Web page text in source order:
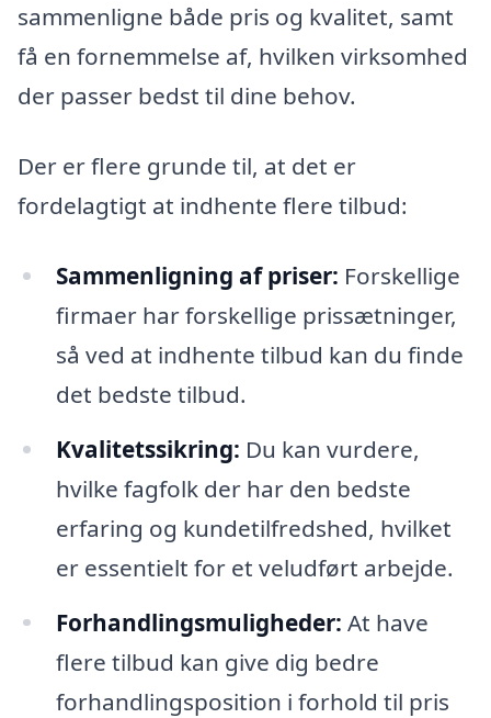
sammenligne både pris og kvalitet, samt
få en fornemmelse af, hvilken virksomhed
der passer bedst til dine behov.
Der er flere grunde til, at det er
fordelagtigt at indhente flere tilbud:
Sammenligning af priser: Forskellige
firmaer har forskellige prissætninger,
så ved at indhente tilbud kan du finde
det bedste tilbud.
Kvalitetssikring: Du kan vurdere,
hvilke fagfolk der har den bedste
erfaring og kundetilfredshed, hvilket
er essentielt for et veludført arbejde.
Forhandlingsmuligheder: At have
flere tilbud kan give dig bedre
forhandlingsposition i forhold til pris